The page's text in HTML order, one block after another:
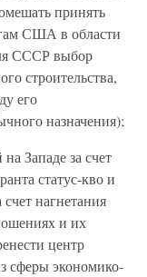
принять
США в области
СССР выбор
строительства,
его
назначения);
Западе за счет
статус-кво и
нагнетания
и их
центр
сферы экономико-